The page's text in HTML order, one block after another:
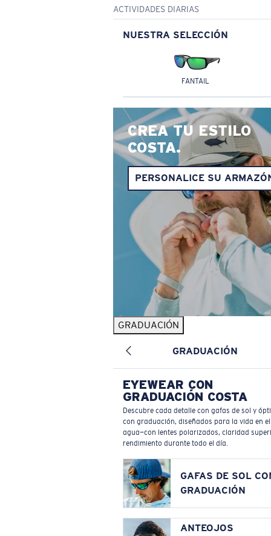
ACTIVIDADES DIARIAS
NUESTRA SELECCIÓN
FANTAIL
CREA TU ESTILO
COSTA.
PERSONALICE SU
GRADUACIÓN
GRADUACIÓN
EYEWEAR CON
GRADUACIÓN COSTA
Descubre cada detalle con gafas de sol y
con graduación, diseñados para la vida en el
agua—con lentes polarizados, claridad
rendimiento durante todo el día.
GAFAS DE SOL
GRADUACIÓN
ANTEOJOS